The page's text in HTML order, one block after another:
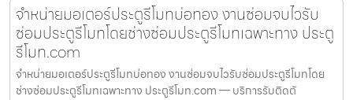
จำหน่ายมอเตอร์ประตูรีโมทบ่อทอง งานซ่อมจบไวรับ
ซ่อมประตูรีโมทโดยช่างซ่อมประตูรีโมทเฉพาะทาง ประตู
รีโมท.com
จำหน่ายมอเตอร์ประตูรีโมทบ่อทอง งานซ่อมจบไวรับซ่อมประตูรีโมทโดย
ช่างซ่อมประตูรีโมทเฉพาะทาง ประตูรีโมท.com — บริการรับติดตั